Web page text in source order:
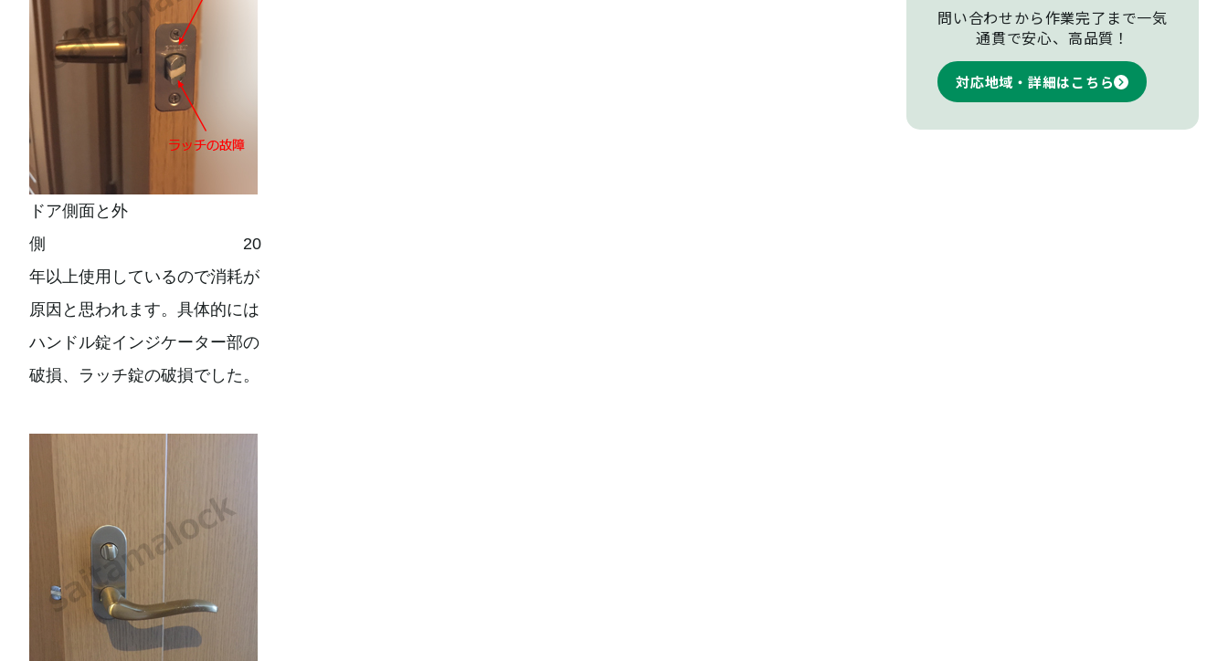
ドア側面と外
側 20
年以上使用しているので消耗が
原因と思われます。具体的には
ハンドル錠インジケーター部の
破損、ラッチ錠の破損でした。
問い合わせから作業完了まで一気
通貫で安心、高品質！
対応地域・詳細はこちら